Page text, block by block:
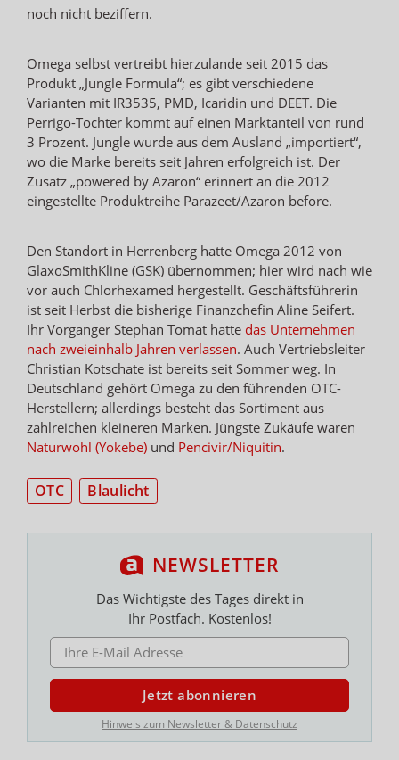
noch nicht beziffern.
Omega selbst vertreibt hierzulande seit 2015 das
Produkt „Jungle Formula“; es gibt verschiedene
Varianten mit IR3535, PMD, Icaridin und DEET. Die
Perrigo-Tochter kommt auf einen Marktanteil von rund
3 Prozent. Jungle wurde aus dem Ausland „importiert“,
wo die Marke bereits seit Jahren erfolgreich ist. Der
Zusatz „powered by Azaron“ erinnert an die 2012
eingestellte Produktreihe Parazeet/Azaron before.
Den Standort in Herrenberg hatte Omega 2012 von
GlaxoSmithKline (GSK) übernommen; hier wird nach wie
vor auch Chlorhexamed hergestellt. Geschäftsführerin
ist seit Herbst die bisherige Finanzchefin Aline Seifert.
Ihr Vorgänger Stephan Tomat hatte das Unternehmen
nach zweieinhalb Jahren verlassen. Auch Vertriebsleiter
Christian Kotschate ist bereits seit Sommer weg. In
Deutschland gehört Omega zu den führenden OTC-
Herstellern; allerdings besteht das Sortiment aus
zahlreichen kleineren Marken. Jüngste Zukäufe waren
Naturwohl (Yokebe) und Pencivir/Niquitin.
OTC Blaulicht
NEWSLETTER
Das Wichtigste des Tages direkt in
Ihr Postfach. Kostenlos!
E-MAIL ADRESSE
Jetzt abonnieren
Hinweis zum Newsletter & Datenschutz